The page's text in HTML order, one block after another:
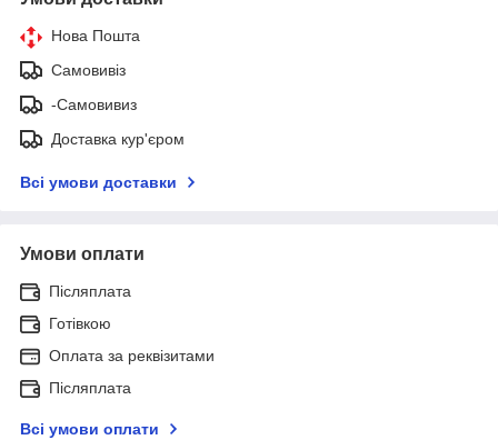
Нова Пошта
Самовивіз
-Самовивиз
Доставка кур'єром
Всі умови доставки
Умови оплати
Післяплата
Готівкою
Оплата за реквізитами
Післяплата
Всі умови оплати